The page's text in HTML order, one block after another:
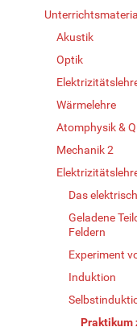
Akustik
Optik
Wärmelehre
Atomphysik &
Mechanik 2
Das
Geladene
Feldern
Experiment
Induktion
Praktikum